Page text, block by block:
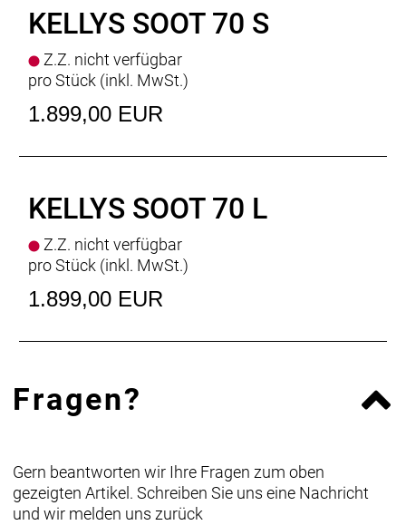
Lenker
GravelBar - diam 31.8 mm / width 400 mm
GriffeKLS bar tape
SattelstützeKS E20-I Remote Telescopic - diam
30.9 mm / length 320 mm, travel 75 mm
SattelKLS SlipStream cr-mo rail
KELLYS SOOT 70 S
Z.Z. nicht verfügbar
pro Stück (inkl. MwSt.)
1.899,00 EUR
KELLYS SOOT 70 L
Z.Z. nicht verfügbar
pro Stück (inkl. MwSt.)
1.899,00 EUR
Fragen?
Gern beantworten wir Ihre Fragen zum oben
gezeigten Artikel. Schreiben Sie uns eine Nachricht
und wir melden uns zurück